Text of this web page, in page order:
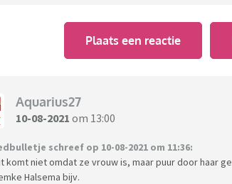
Plaats een reactie
Aquarius27
10-08-2021 om 13:00
schreef op 10-08-2021 om 11:36:
komt niet omdat ze vrouw is, maar puur door haar
Halsema bijv.